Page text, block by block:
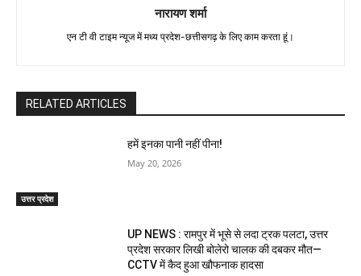
नारायण शर्मा
एन टी वी टाइम न्यूज में मध्य प्रदेश-छत्तीसगढ़ के लिए काम करता हूं।
RELATED ARTICLES
उत्तर प्रदेश
हमें इनका पानी नहीं पीना!
May 20, 2026
UP NEWS : रामपुर में भूसे से लदा ट्रक पलटा, उत्तर
प्रदेश सरकार लिखी बोलेरो चालक की दबकर मौत—
CCTV में कैद हुआ खौफनाक हादसा